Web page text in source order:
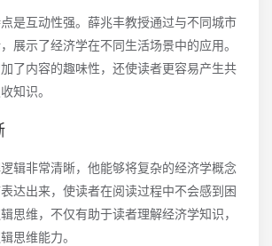
是互动性强。薛兆丰教授通过与不同城市
展示了经济学在不同生活场景中的应用。
了内容的趣味性，还使读者更容易产生共
知识。
辑非常清晰，他能够将复杂的经济学概念
达出来，使读者在阅读过程中不会感到困
思维，不仅有助于读者理解经济学知识，
思维能力。